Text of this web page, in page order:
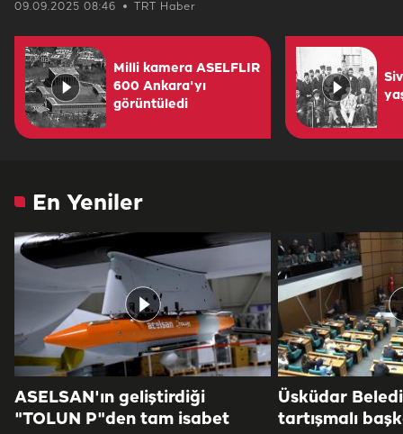
09.09.2025 08:46 TRT Haber
Milli kamera ASELFLIR
600 Ankara'yı
görüntüledi
En Yeniler
ASELSAN'ın geliştirdiği
"TOLUN P"den tam isabet
Üsküdar
tartışmalı